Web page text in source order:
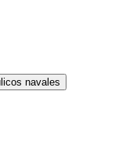
de proyectos hidráulicos navales